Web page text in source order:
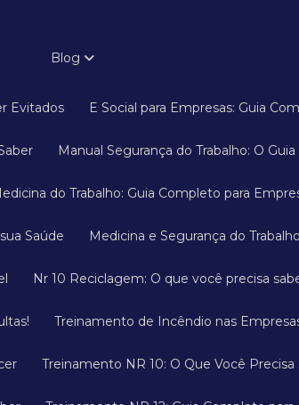
Blog
Evitados E Social para Empresas: Guia
Manual Segurança do Trabalho: O
Medicina do Trabalho: Guia Completo para
Saúde Medicina e Segurança do
Nr 10 Reciclagem: O que você precisa
Treinamento de Incêndio nas
Treinamento NR 10: O Que Você